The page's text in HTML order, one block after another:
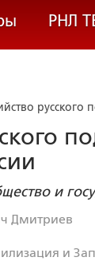
РНЛ
русского
и
Дмитриев
и